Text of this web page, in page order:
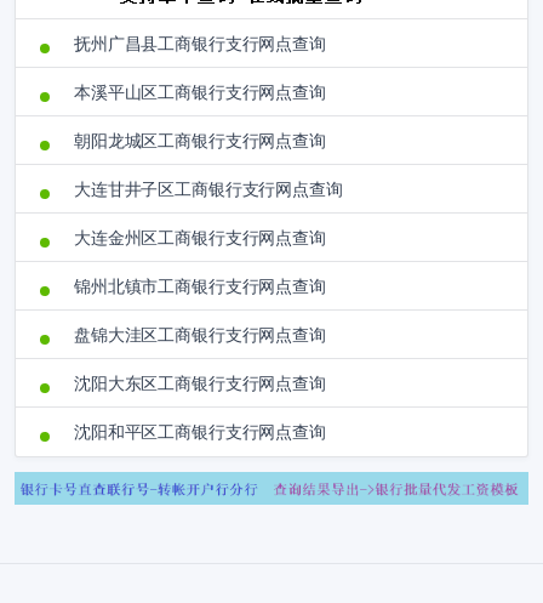
抚州广昌县工商银行支行网点查询
本溪平山区工商银行支行网点查询
朝阳龙城区工商银行支行网点查询
大连甘井子区工商银行支行网点查询
大连金州区工商银行支行网点查询
锦州北镇市工商银行支行网点查询
盘锦大洼区工商银行支行网点查询
沈阳大东区工商银行支行网点查询
沈阳和平区工商银行支行网点查询